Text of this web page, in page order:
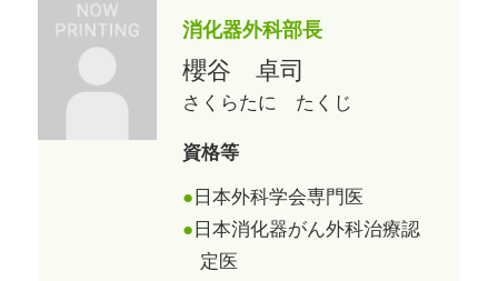
消化器外科部長
櫻谷 卓司
さくらたに たくじ
資格等
日本外科学会専門医
日本消化器がん外科治療認
定医